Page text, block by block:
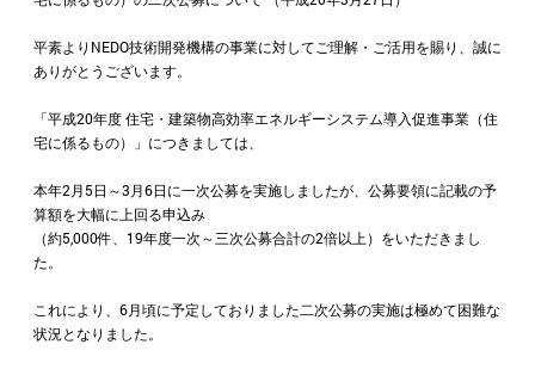
平素よりNEDO技術開発機構の事業に対してご理解・ご活用を賜り、誠に
ありがとうございます。
「平成20年度 住宅・建築物高効率エネルギーシステム導入促進事業（住
宅に係るもの）」につきましては、
本年2月5日～3月6日に一次公募を実施しましたが、公募要領に記載の予
算額を大幅に上回る申込み
（約5,000件、19年度一次～三次公募合計の2倍以上）をいただきまし
た。
これにより、6月頃に予定しておりました二次公募の実施は極めて困難な
状況となりました。